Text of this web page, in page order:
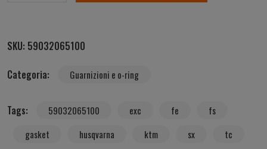
SKU: 59032065100
Categoria:
Guarnizioni e o-ring
Tags: 59032065100 exc fe
fs
gasket
husqvarna ktm sx tc